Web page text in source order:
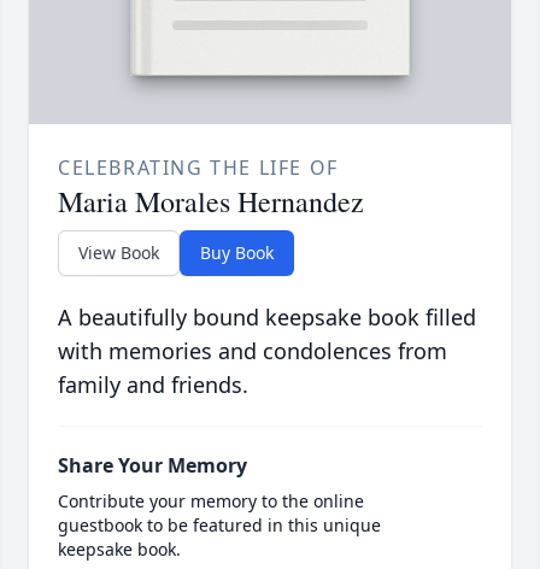
CELEBRATING THE LIFE OF
Maria Morales Hernandez
View Book Buy Book
A beautifully bound keepsake book filled
with memories and condolences from
family and friends.
Share Your Memory
Contribute your memory to the online
guestbook to be featured in this unique
keepsake book.